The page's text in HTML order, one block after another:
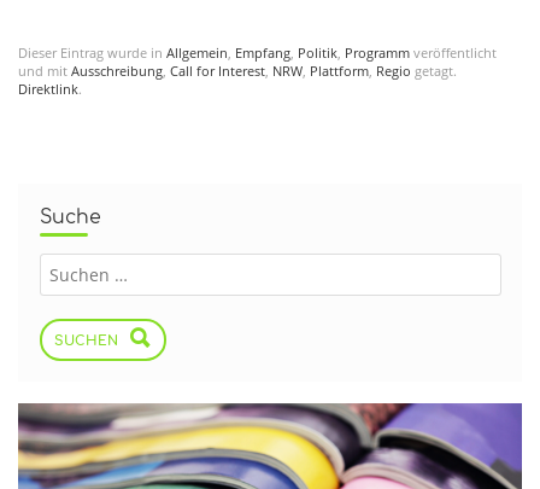
Dieser Eintrag wurde in Allgemein Empfang Politik Programm veröffentlicht
und mit Ausschreibung Call for Interest NRW Plattform Regio getagt.
Direktlink.
Suche
SUCHEN